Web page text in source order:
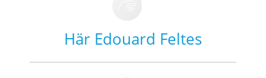
Här Edouard Feltes